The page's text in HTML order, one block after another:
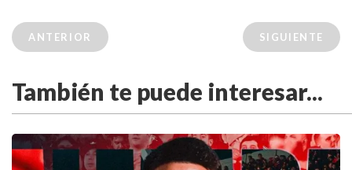
ANTERIOR SIGUIENTE
También te puede interesar...